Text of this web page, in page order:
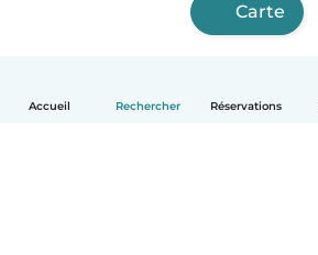
Accueil Rechercher Réservations
Carte